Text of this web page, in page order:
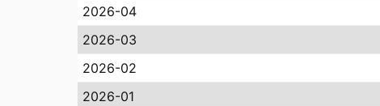
2026-04
2026-03
2026-02
2026-01